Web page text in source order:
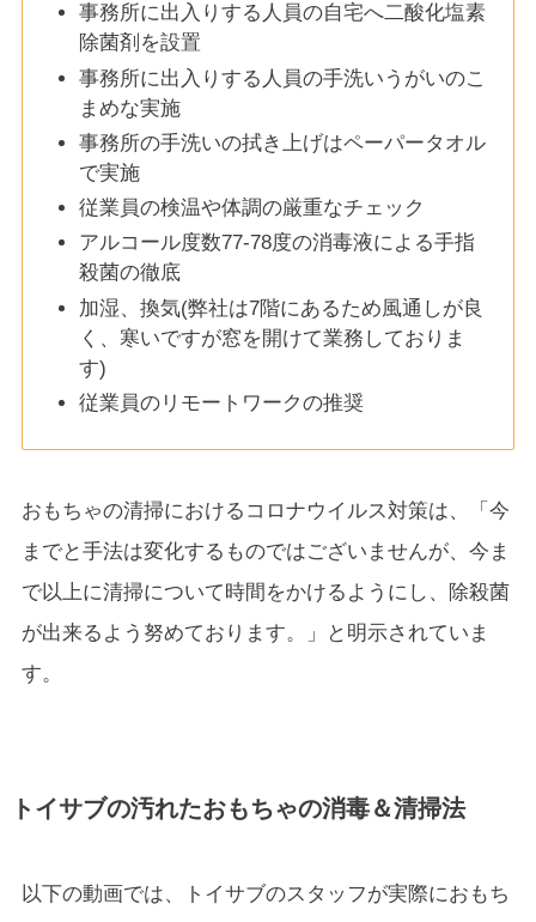
事務所に出入りする人員の自宅へ二酸化塩素
除菌剤を設置
事務所に出入りする人員の手洗いうがいのこ
まめな実施
事務所の手洗いの拭き上げはペーパータオル
で実施
従業員の検温や体調の厳重なチェック
アルコール度数77-78度の消毒液による手指
殺菌の徹底
加湿、換気(弊社は7階にあるため風通しが良
く、寒いですが窓を開けて業務しておりま
す)
従業員のリモートワークの推奨
おもちゃの清掃におけるコロナウイルス対策は、「今
までと手法は変化するものではございませんが、今ま
で以上に清掃について時間をかけるようにし、除殺菌
が出来るよう努めております。」と明示されていま
す。
トイサブの汚れたおもちゃの消毒＆清掃法
以下の動画では、トイサブのスタッフが実際におもち